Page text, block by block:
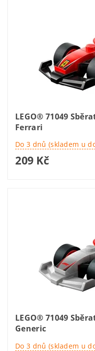
LEGO® 71049
Ferrari
Do 3 dnů (skladem u
209 Kč
LEGO® 71049
Generic
Do 3 dnů (skladem u